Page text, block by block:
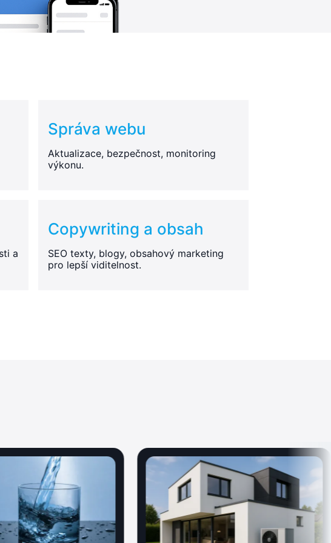
Správa webu
Aktualizace, bezpečnost, monitoring
výkonu.
a
Copywriting a obsah
SEO texty, blogy, obsahový marketing
pro lepší viditelnost.